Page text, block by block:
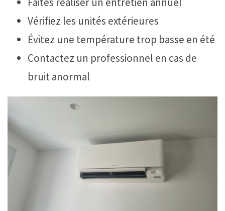
Vérifiez les unités extérieures
Évitez une température trop basse en été
Contactez un professionnel en cas de
bruit anormal